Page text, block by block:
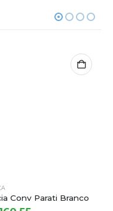
Conv Parati Branco